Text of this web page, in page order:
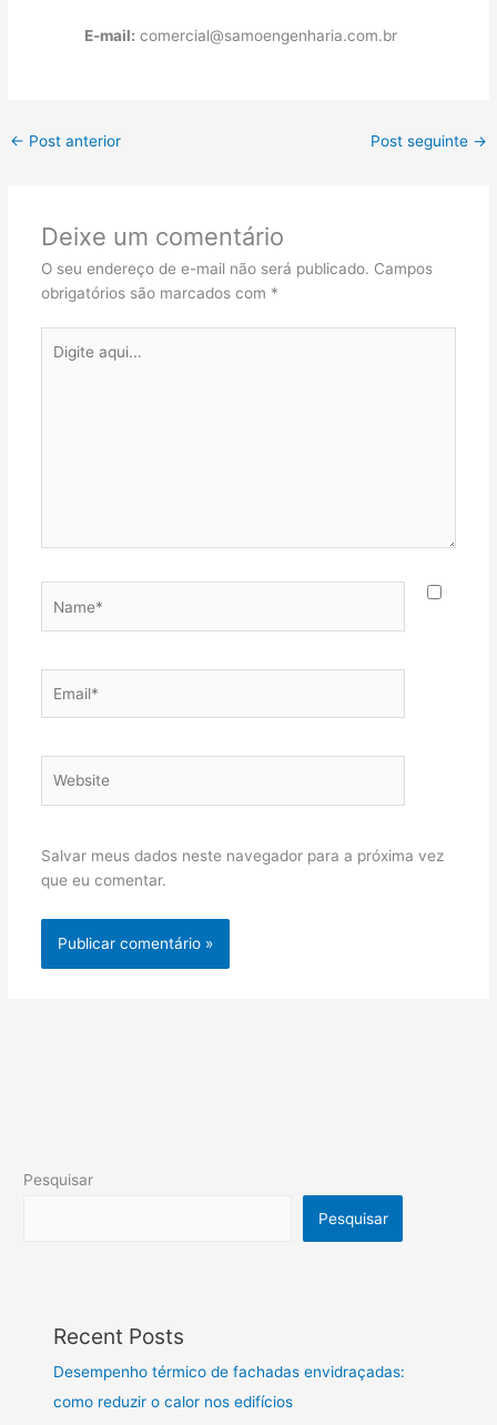
E-mail: comercial@samoengenharia.com.br
← Post anterior Post seguinte →
Deixe um comentário
O seu endereço de e-mail não será publicado. Campos
obrigatórios são marcados com *
aqui...
Salvar meus dados neste navegador para a próxima vez
que eu comentar.
Pesquisar
Pesquisar
Recent Posts
Desempenho térmico de fachadas envidraçadas:
como reduzir o calor nos edifícios